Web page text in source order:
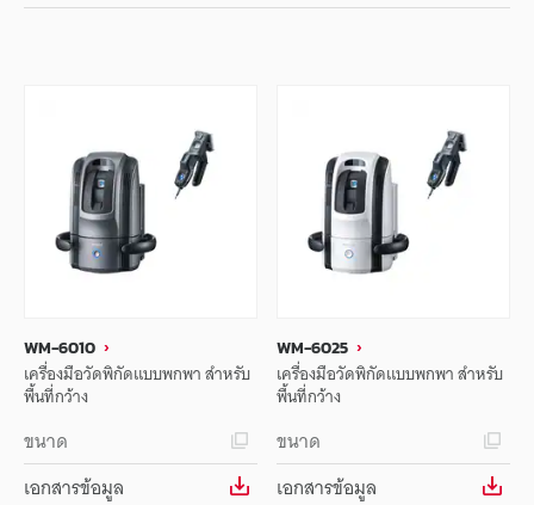
WM-6010
เครื่องมือวัดพิกัดแบบพกพา สำหรับ
พื้นที่กว้าง
ขนาด
เอกสารข้อมูล
WM-6025
เครื่องมือวัดพิกัดแบบพกพา สำหรับ
พื้นที่กว้าง
ขนาด
เอกสารข้อมูล